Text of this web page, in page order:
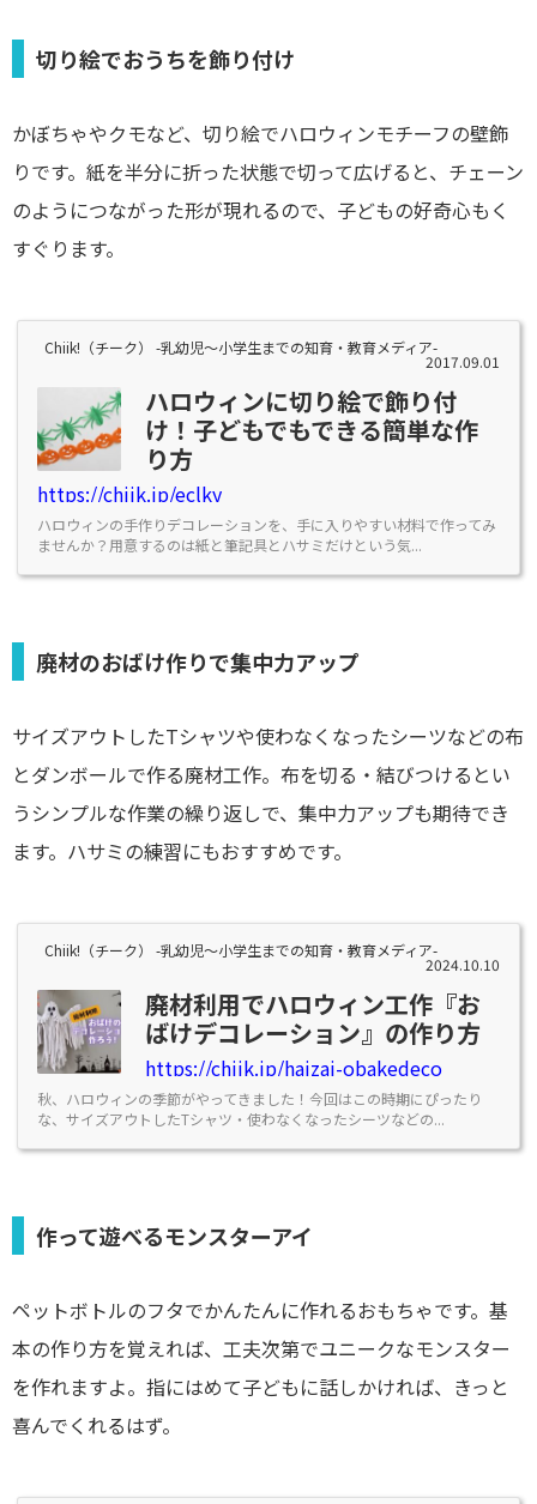
切り絵でおうちを飾り付け
かぼちゃやクモなど、切り絵でハロウィンモチーフの壁飾
りです。紙を半分に折った状態で切って広げると、チェーン
のようにつながった形が現れるので、子どもの好奇心もく
すぐります。
Chiik!（チーク） -乳幼児〜小学生までの知育・教育メディア-
2017.09.01
ハロウィンに切り絵で飾り付
け！子どもでもできる簡単な作
り方
https://chiik.jp/eclky
ハロウィンの手作りデコレーションを、手に入りやすい材料で作ってみ
ませんか？用意するのは紙と筆記具とハサミだけという気...
廃材のおばけ作りで集中力アップ
サイズアウトしたTシャツや使わなくなったシーツなどの布
とダンボールで作る廃材工作。布を切る・結びつけるとい
うシンプルな作業の繰り返しで、集中力アップも期待でき
ます。ハサミの練習にもおすすめです。
Chiik!（チーク） -乳幼児〜小学生までの知育・教育メディア-
2024.10.10
廃材利用でハロウィン工作『お
ばけデコレーション』の作り方
https://chiik.jp/haizai-obakedeco
秋、ハロウィンの季節がやってきました！今回はこの時期にぴったり
な、サイズアウトしたTシャツ・使わなくなったシーツなどの...
作って遊べるモンスターアイ
ペットボトルのフタでかんたんに作れるおもちゃです。基
本の作り方を覚えれば、工夫次第でユニークなモンスター
を作れますよ。指にはめて子どもに話しかければ、きっと
喜んでくれるはず。